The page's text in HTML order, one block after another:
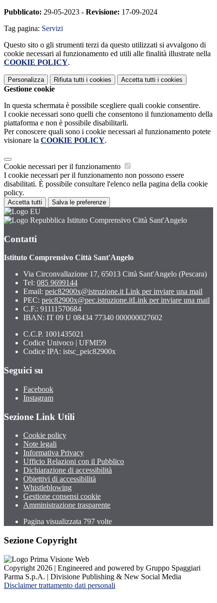
Pubblicato: 29-05-2023 - Revisione: 17-09-2024
Tag pagina: Servizi
Questo sito o gli strumenti terzi da questo utilizzati si avvalgono di
cookie necessari al funzionamento ed utili alle finalità illustrate nella
COOKIE POLICY.
Personalizza Rifiuta tutti i cookies Accetta tutti i cookies
Gestione cookie
In questa schermata è possibile scegliere quali cookie consentire.
I cookie necessari sono quelli che consentono il funzionamento della
piattaforma e non è possibile disabilitarli.
Per conoscere quali sono i cookie necessari al funzionamento potete
visionare la COOKIE POLICY.
Cookie necessari per il funzionamento
I cookie necessari per il funzionamento non possono essere
disabilitati. È possibile consultare l'elenco nella pagina della cookie
policy.
Accetta tutti Salva le preferenze
Istituto Comprensivo Città Sant'Angelo
Contatti
Istituto Comprensivo Città Sant'Angelo
Via Circonvallazione 17, 65013 Città Sant'Angelo (Pescara)
Tel: 085 9699144
Email: peic82900x@istruzione.it Link per inviare una mail
PEC: peic82900x@pec.istruzione.itLink per inviare una mail
C.F.: 91111570684
IBAN: IT 09 U 08434 77340 000000027602
C.C.P. 1001435021
Codice Univoco | UFMI59
Codice IPA: istsc_peic82900x
Seguici su
Facebook
Instagram
Sezione Link Utili
Cookie policy
Note legali
Informativa Privacy
Ufficio Relazioni con il Pubblico
Dichiarazione di accessibilità
Obiettivi di accessibilità
Whistleblowing
Gestione consensi cookie
Amministrazione trasparente
Pagina visualizzata 797 volte
Sezione Copyright
Copyright 2026 | Engineered and powered by Gruppo Spaggiari
Parma S.p.A. | Divisione Publishing & New Social Media
Disclaimer trattamento dati personali